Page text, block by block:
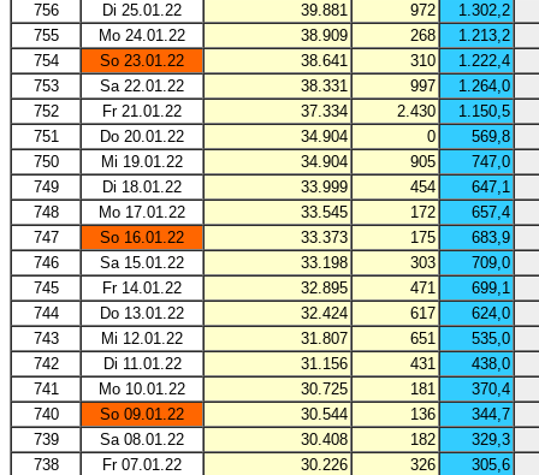
756
Di 25.01.22 39.881 972
1.302,2
755
Mo 24.01.22 38.909 268
1.213,2
754
So 23.01.22 38.641 310
1.222,4
753
Sa 22.01.22 38.331 997
1.264,0
752
Fr 21.01.22 37.334 2.430
1.150,5
751
Do 20.01.22 34.904 0
569,8
750
Mi 19.01.22 34.904 905
747,0
749
Di 18.01.22 33.999 454
647,1
748
Mo 17.01.22 33.545 172
657,4
747
So 16.01.22 33.373 175
683,9
746
Sa 15.01.22 33.198 303
709,0
745
Fr 14.01.22 32.895 471
699,1
744
Do 13.01.22 32.424 617
624,0
743
Mi 12.01.22 31.807 651
535,0
742
Di 11.01.22 31.156 431
438,0
741
Mo 10.01.22 30.725 181
370,4
740
So 09.01.22 30.544 136
344,7
739
Sa 08.01.22 30.408 182
329,3
738
Fr 07.01.22 30.226 326
305,6